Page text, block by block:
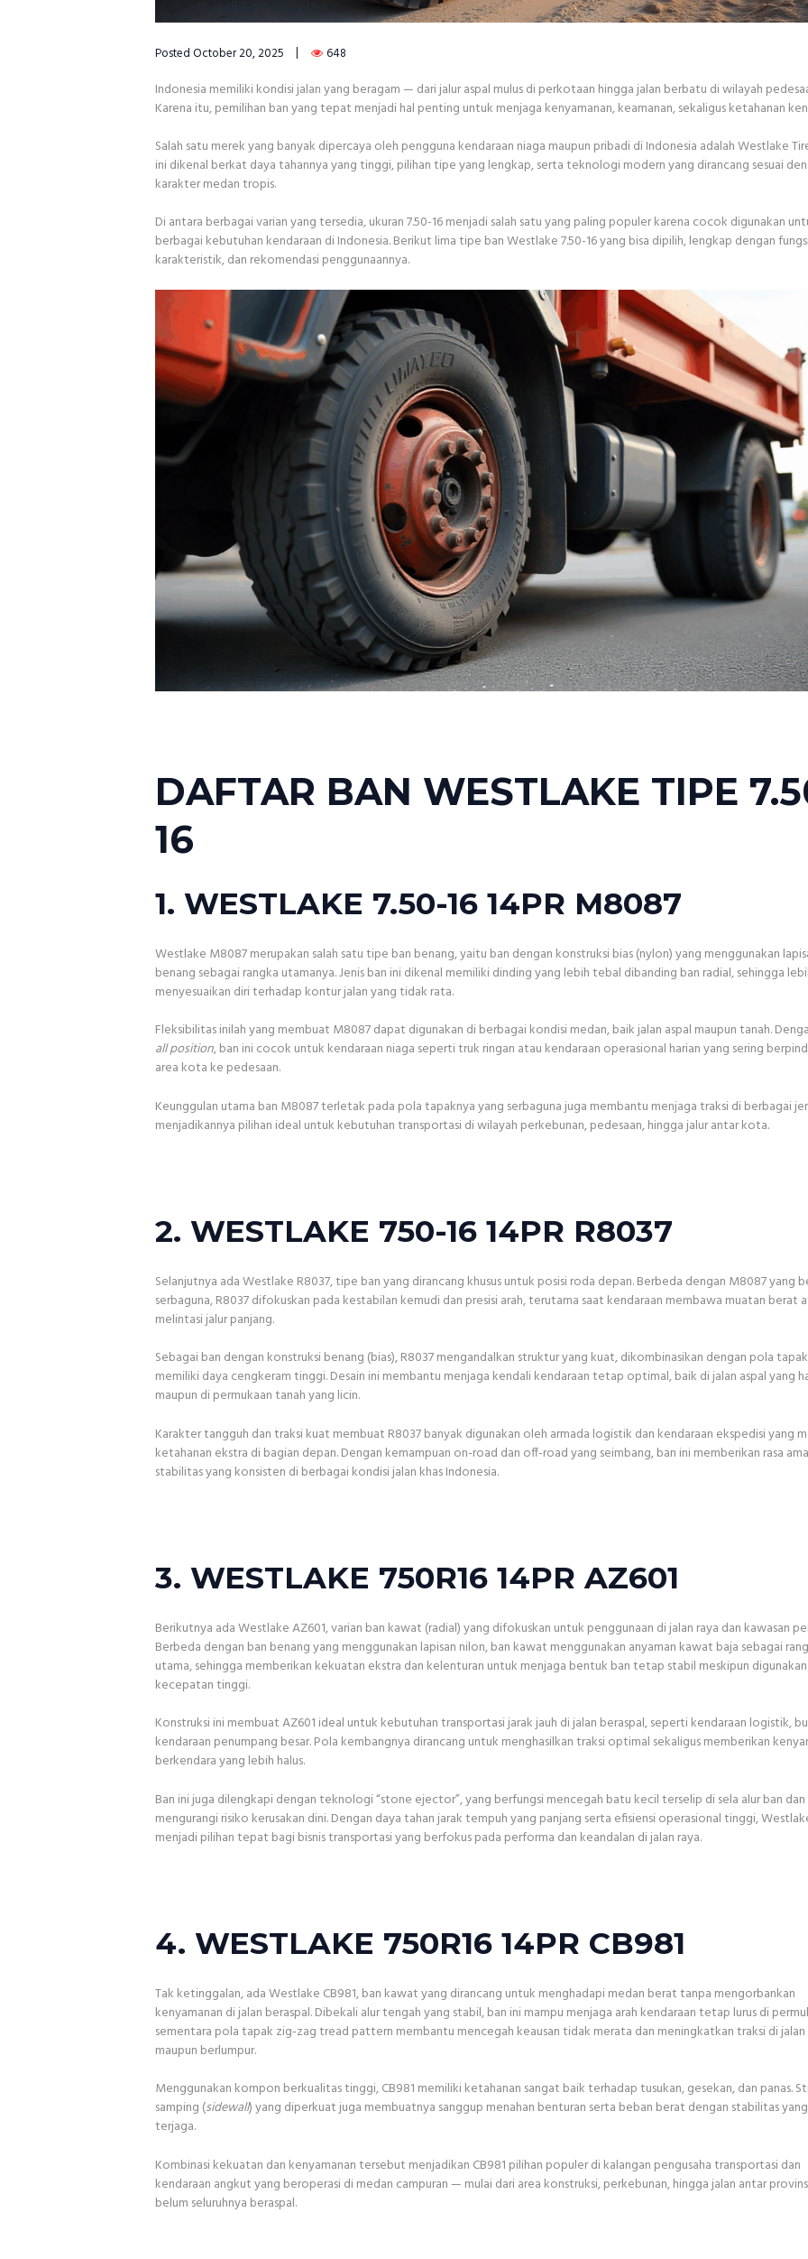
PostedOctober 20, 2025 648
Indonesia memiliki kondisi jalan yang beragam — dari jalur aspal mulus di perkotaan hingga jalan berbatu di wilayah
Karena itu, pemilihan ban yang tepat menjadi hal penting untuk menjaga kenyamanan, keamanan, sekaligus ketahanan
Salah satu merek yang banyak dipercaya oleh pengguna kendaraan niaga maupun pribadi di Indonesia adalah Westlake
ini dikenal berkat daya tahannya yang tinggi, pilihan tipe yang lengkap, serta teknologi modern yang dirancang sesuai
karakter medan tropis.
Di antara berbagai varian yang tersedia, ukuran 7.50-16 menjadi salah satu yang paling populer karena cocok digunakan
berbagai kebutuhan kendaraan di Indonesia. Berikut lima tipe ban Westlake 7.50-16 yang bisa dipilih, lengkap dengan
karakteristik, dan rekomendasi penggunaannya.
DAFTAR BAN WESTLAKE TIPE
16
1. WESTLAKE 7.50-16 14PR M8087
Westlake M8087 merupakan salah satu tipe ban benang, yaitu ban dengan konstruksi bias (nylon) yang menggunakan
benang sebagai rangka utamanya. Jenis ban ini dikenal memiliki dinding yang lebih tebal dibanding ban radial, sehingga
menyesuaikan diri terhadap kontur jalan yang tidak rata.
Fleksibilitas inilah yang membuat M8087 dapat digunakan di berbagai kondisi medan, baik jalan aspal maupun tanah.
all position, ban ini cocok untuk kendaraan niaga seperti truk ringan atau kendaraan operasional harian yang sering
area kota ke pedesaan.
Keunggulan utama ban M8087 terletak pada pola tapaknya yang serbaguna juga membantu menjaga traksi di berbagai
menjadikannya pilihan ideal untuk kebutuhan transportasi di wilayah perkebunan, pedesaan, hingga jalur antar kota.
2. WESTLAKE 750-16 14PR R8037
Selanjutnya ada Westlake R8037, tipe ban yang dirancang khusus untuk posisi roda depan. Berbeda dengan M8087 yang
serbaguna, R8037 difokuskan pada kestabilan kemudi dan presisi arah, terutama saat kendaraan membawa muatan berat
melintasi jalur panjang.
Sebagai ban dengan konstruksi benang (bias), R8037 mengandalkan struktur yang kuat, dikombinasikan dengan pola
memiliki daya cengkeram tinggi. Desain ini membantu menjaga kendali kendaraan tetap optimal, baik di jalan aspal yang
maupun di permukaan tanah yang licin.
Karakter tangguh dan traksi kuat membuat R8037 banyak digunakan oleh armada logistik dan kendaraan ekspedisi yang
ketahanan ekstra di bagian depan. Dengan kemampuan on-road dan off-road yang seimbang, ban ini memberikan rasa
stabilitas yang konsisten di berbagai kondisi jalan khas Indonesia.
3. WESTLAKE 750R16 14PR AZ601
Berikutnya ada Westlake AZ601, varian ban kawat (radial) yang difokuskan untuk penggunaan di jalan raya dan kawasan
Berbeda dengan ban benang yang menggunakan lapisan nilon, ban kawat menggunakan anyaman kawat baja sebagai
utama, sehingga memberikan kekuatan ekstra dan kelenturan untuk menjaga bentuk ban tetap stabil meskipun
kecepatan tinggi.
Konstruksi ini membuat AZ601 ideal untuk kebutuhan transportasi jarak jauh di jalan beraspal, seperti kendaraan logistik,
kendaraan penumpang besar. Pola kembangnya dirancang untuk menghasilkan traksi optimal sekaligus memberikan
berkendara yang lebih halus.
Ban ini juga dilengkapi dengan teknologi “stone ejector”, yang berfungsi mencegah batu kecil terselip di sela alur ban dan
mengurangi risiko kerusakan dini. Dengan daya tahan jarak tempuh yang panjang serta efisiensi operasional tinggi,
menjadi pilihan tepat bagi bisnis transportasi yang berfokus pada performa dan keandalan di jalan raya.
4. WESTLAKE 750R16 14PR CB981
Tak ketinggalan, ada Westlake CB981, ban kawat yang dirancang untuk menghadapi medan berat tanpa mengorbankan
kenyamanan di jalan beraspal. Dibekali alur tengah yang stabil, ban ini mampu menjaga arah kendaraan tetap lurus di
sementara pola tapak zig-zag tread pattern membantu mencegah keausan tidak merata dan meningkatkan traksi di jalan
maupun berlumpur.
Menggunakan kompon berkualitas tinggi, CB981 memiliki ketahanan sangat baik terhadap tusukan, gesekan, dan panas.
samping (sidewall) yang diperkuat juga membuatnya sanggup menahan benturan serta beban berat dengan stabilitas
terjaga.
Kombinasi kekuatan dan kenyamanan tersebut menjadikan CB981 pilihan populer di kalangan pengusaha transportasi dan
kendaraan angkut yang beroperasi di medan campuran — mulai dari area konstruksi, perkebunan, hingga jalan antar
belum seluruhnya beraspal.